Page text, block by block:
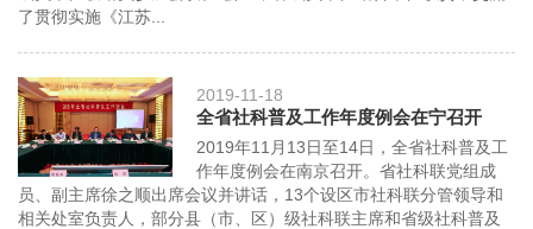
了贯彻实施《江苏...
2019-11-18
全省社科普及工作年度例会在宁召开
2019年11月13日至14日，全省社科普及工
作年度例会在南京召开。省社科联党组成
员、副主席徐之顺出席会议并讲话，13个设区市社科联分管领导和
相关处室负责人，部分县（市、区）级社科联主席和省级社科普及